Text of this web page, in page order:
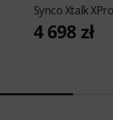
SyncoXtalk
4 698 zł